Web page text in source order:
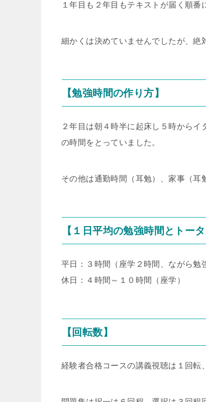
１年目も２年目もテキストが届く順番
細かくは決めていませんでしたが、絶
【勉強時間の作り方】
２年目は朝４時半に起床し５時から
の時間をとっていました。
その他は通勤時間（耳勉）、家事（耳
【１日平均の勉強時間とトー
平日：３時間（座学２時間、ながら勉
休日：４時間～１０時間（座学）
【回転数】
経験者合格コースの講義視聴は１回転